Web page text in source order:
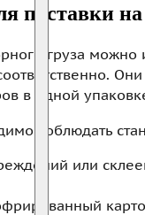
поставки
груза
в одной
соблюдать
или